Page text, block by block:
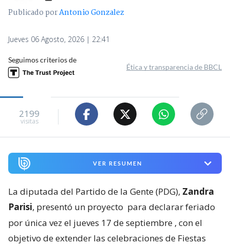
Publicado porAntonio Gonzalez
Jueves 06 Agosto, 2026 | 22:41
Seguimos criterios de
Ética y transparencia de BBCL
2199
visitas
VER RESUMEN
La diputada del Partido de la Gente (PDG), Zandra
Parisi, presentó un proyecto para declarar feriado
por única vez el jueves 17 de septiembre , con el
objetivo de extender las celebraciones de Fiestas